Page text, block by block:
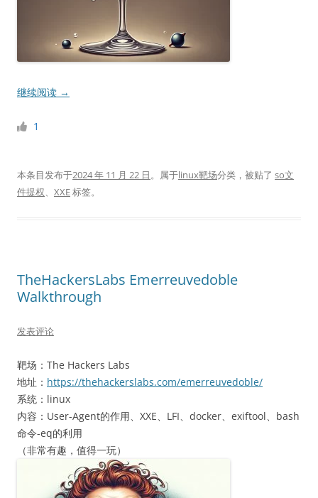
继续阅读 →
1
本条目发布于2024 年 11 月 22 日。属于linux靶场分类，被贴了 so文
件提权、 XXE标签。
TheHackersLabs Emerreuvedoble
Walkthrough
发表评论
靶场：The Hackers Labs
地址： https://thehackerslabs.com/emerreuvedoble/
系统：linux
内容：User-Agent的作用、XXE、LFI、docker、exiftool、bash
命令-eq的利用
（非常有趣，值得一玩）